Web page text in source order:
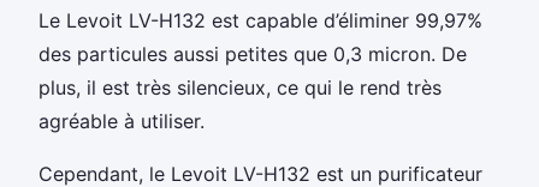
Le Levoit LV-H132 est capable d’éliminer 99,97%
des particules aussi petites que 0,3 micron. De
plus, il est très silencieux, ce qui le rend très
agréable à utiliser.
Cependant, le Levoit LV-H132 est un purificateur